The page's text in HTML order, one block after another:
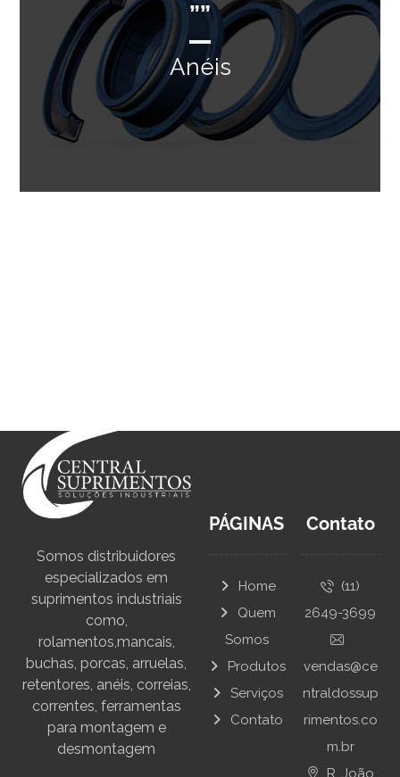
””
Anéis
Somos distribuidores
especializados em
suprimentos industriais
como,
rolamentos,mancais,
buchas, porcas, arruelas,
retentores, anéis, correias,
correntes, ferramentas
para montagem e
desmontagem
PÁGINAS
Home
Quem
Somos
Produtos
Serviços
Contato
Contato
(11)
2649-3699
vendas@ce
ntraldossup
rimentos.co
m.br
R. João